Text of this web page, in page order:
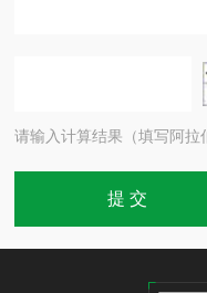
请输入计算结果（填写阿拉